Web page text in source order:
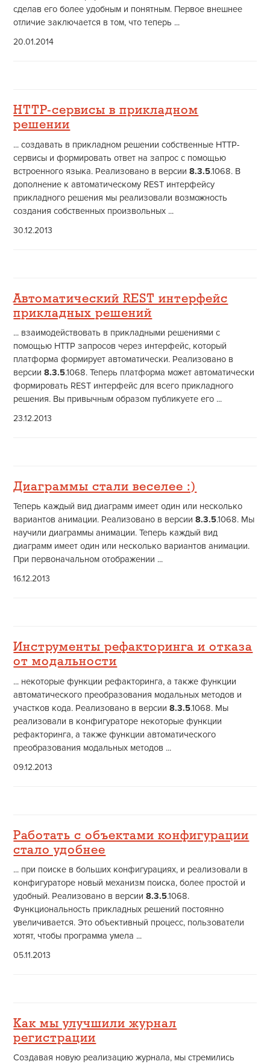
сделав его более удобным и понятным. Первое внешнее
отличие заключается в том, что теперь ...
20.01.2014
HTTP-сервисы в прикладном
решении
... создавать в прикладном решении собственные HTTP-
сервисы и формировать ответ на запрос с помощью
встроенного языка. Реализовано в версии8.3.5.1068. В
дополнение к автоматическому REST интерфейсу
прикладного решения мы реализовали возможность
создания собственных произвольных ...
30.12.2013
Автоматический REST интерфейс
прикладных решений
... взаимодействовать в прикладными решениями с
помощью HTTP запросов через интерфейс, который
платформа формирует автоматически. Реализовано в
версии8.3.5.1068. Теперь платформа может автоматически
формировать REST интерфейс для всего прикладного
решения. Вы привычным образом публикуете его ...
23.12.2013
Диаграммы стали веселее :)
Теперь каждый вид диаграмм имеет один или несколько
вариантов анимации. Реализовано в версии8.3.5.1068. Мы
научили диаграммы анимации. Теперь каждый вид
диаграмм имеет один или несколько вариантов анимации.
При первоначальном отображении ...
16.12.2013
Инструменты рефакторинга и отказа
от модальности
... некоторые функции рефакторинга, а также функции
автоматического преобразования модальных методов и
участков кода. Реализовано в версии8.3.5.1068. Мы
реализовали в конфигураторе некоторые функции
рефакторинга, а также функции автоматического
преобразования модальных методов ...
09.12.2013
Работать с объектами конфигурации
стало удобнее
... при поиске в больших конфигурациях, и реализовали в
конфигураторе новый механизм поиска, более простой и
удобный. Реализовано в версии8.3.5.1068.
Функциональность прикладных решений постоянно
увеличивается. Это объективный процесс, пользователи
хотят, чтобы программа умела ...
05.11.2013
Как мы улучшили журнал
регистрации
Создавая новую реализацию журнала, мы стремились